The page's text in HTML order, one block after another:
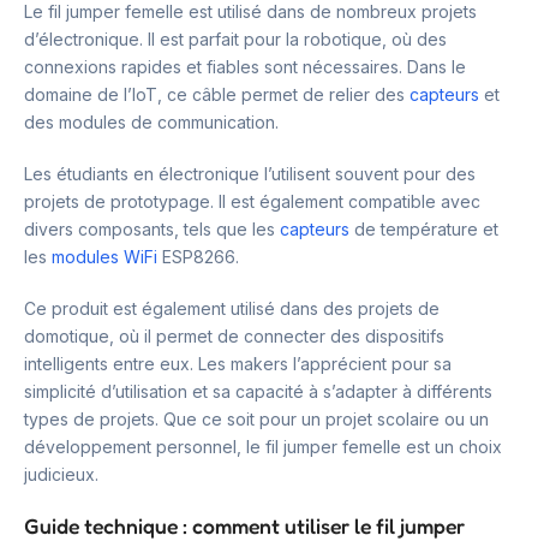
Le fil jumper femelle est utilisé dans de nombreux projets
d’électronique. Il est parfait pour la robotique, où des
connexions rapides et fiables sont nécessaires. Dans le
domaine de l’IoT, ce câble permet de relier des capteurs et
des modules de communication.
Les étudiants en électronique l’utilisent souvent pour des
projets de prototypage. Il est également compatible avec
divers composants, tels que les capteurs de température et
les modules WiFi ESP8266.
Ce produit est également utilisé dans des projets de
domotique, où il permet de connecter des dispositifs
intelligents entre eux. Les makers l’apprécient pour sa
simplicité d’utilisation et sa capacité à s’adapter à différents
types de projets. Que ce soit pour un projet scolaire ou un
développement personnel, le fil jumper femelle est un choix
judicieux.
Guide technique : comment utiliser le fil jumper